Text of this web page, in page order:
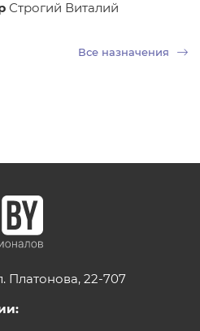
Строгий Виталий
Все назначения
Платонова, 22-707